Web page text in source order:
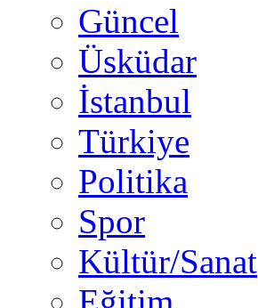
Güncel
Üsküdar
İstanbul
Türkiye
Politika
Spor
Kültür/Sanat